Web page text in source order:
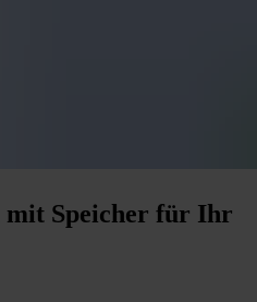
mit Speicher für Ihr